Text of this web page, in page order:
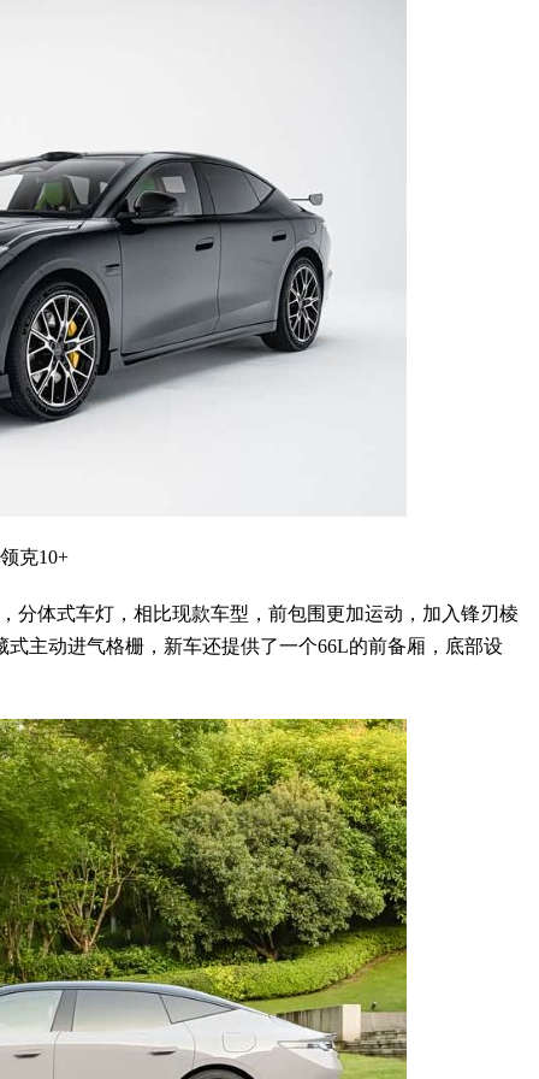
领克10+
分体式车灯，相比现款车型，前包围更加运动，加入锋刃棱
主动进气格栅，新车还提供了一个66L的前备厢，底部设